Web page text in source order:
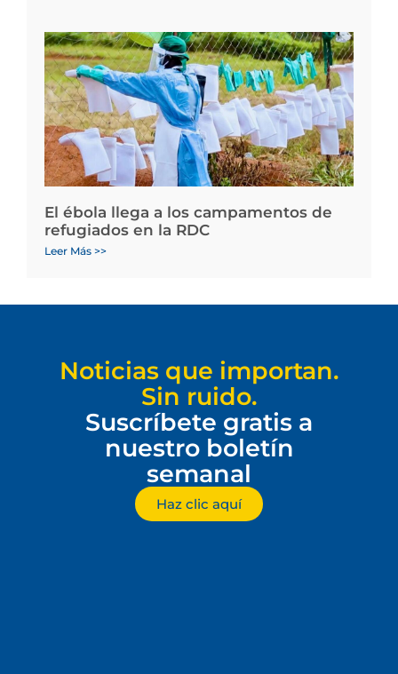
El ébola llega a los campamentos de
refugiados en la RDC
Leer Más >>
Noticias que importan.
Sin ruido.
Suscríbete gratis a
nuestro boletín
semanal
Haz clic aquí